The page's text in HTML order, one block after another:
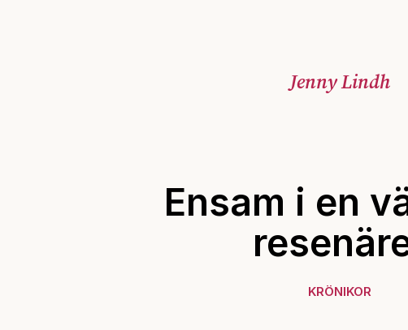
Jenny Lindh
Ensam i en
KRÖNIKOR